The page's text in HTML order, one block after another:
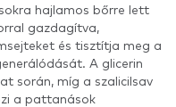
hajlamos bőrre lett
gazdagítva,
és tisztítja meg a
A glicerin
során, míg a szalicilsav
a pattanások